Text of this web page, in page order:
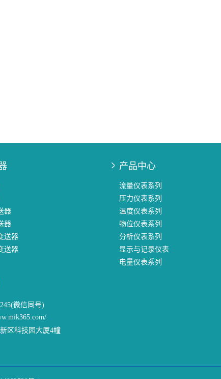
器
器
送器
送器
产品中心
流量仪表系列
压力仪表系列
温度仪表系列
物位仪表系列
分析仪表系列
显示与记录仪表
电量仪表系列
微信同号)
区科技园大厦4幢